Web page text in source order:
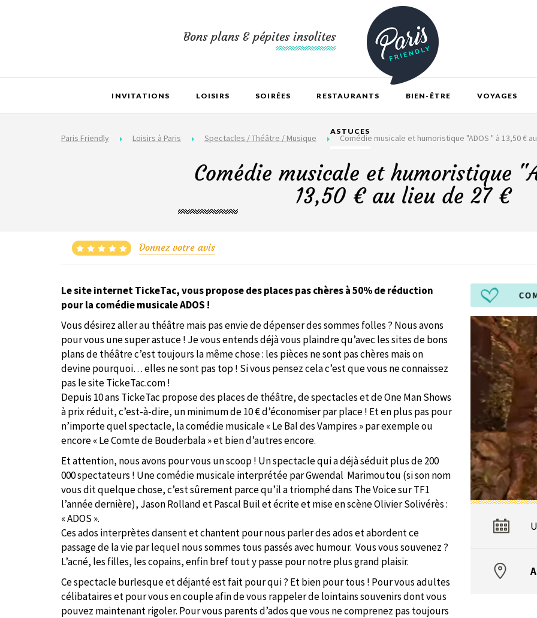
Bons plans & pépites insolites
INVITATIONS LOISIRS SOIRÉES RESTAURANTS BIEN-ÊTRE VOYAGES
ASTUCES
Paris Friendly Loisirs à Paris Spectacles / Théâtre / Musique Comédie musicale et humoristique "ADOS " à 13,50 €
Comédie musicale et humoristique
13,50 € au lieu de 27 €
Donnez votre avis
Le site internet TickeTac, vous propose des places pas chères à 50% de réduction
pour la comédie musicale ADOS !
Vous désirez aller au théâtre mais pas envie de dépenser des sommes folles ? Nous avons
pour vous une super astuce ! Je vous entends déjà vous plaindre qu’avec les sites de bons
plans de théâtre c’est toujours la même chose : les pièces ne sont pas chères mais on
devine pourquoi… elles ne sont pas top ! Si vous pensez cela c’est que vous ne connaissez
pas le site TickeTac.com !
Depuis 10 ans TickeTac propose des places de théâtre, de spectacles et de One Man Shows
à prix réduit, c’est-à-dire, un minimum de 10 € d’économiser par place ! Et en plus pas pour
n’importe quel spectacle, la comédie musicale « Le Bal des Vampires » par exemple ou
encore « Le Comte de Bouderbala » et bien d’autres encore.
Et attention, nous avons pour vous un scoop ! Un spectacle qui a déjà séduit plus de 200
000 spectateurs ! Une comédie musicale interprétée par Gwendal Marimoutou (si son nom
vous dit quelque chose, c’est sûrement parce qu’il a triomphé dans The Voice sur TF1
l’année dernière), Jason Rolland et Pascal Buil et écrite et mise en scène Olivier Solivérès :
« ADOS ».
Ces ados interprètes dansent et chantent pour nous parler des ados et abordent ce
passage de la vie par lequel nous sommes tous passés avec humour. Vous vous souvenez ?
L’acné, les filles, les copains, enfin bref tout y passe pour notre plus grand plaisir.
Ce spectacle burlesque et déjanté est fait pour qui ? Et bien pour tous ! Pour vous adultes
célibataires et pour vous en couple afin de vous rappeler de lointains souvenirs dont vous
pouvez maintenant rigoler. Pour vous parents d’ados que vous ne comprenez pas toujours